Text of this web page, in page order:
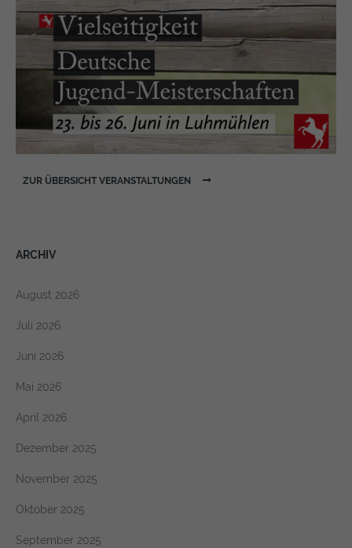
ARCHIV
August 2026
Juli 2026
Juni 2026
Mai 2026
April 2026
Dezember 2025
November 2025
Oktober 2025
September 2025
ZUR ÜBERSICHT VERANSTALTUNGEN